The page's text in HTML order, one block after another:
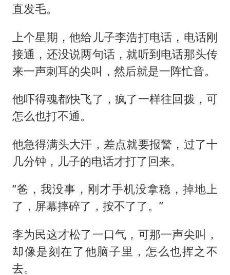
直发毛。
上个星期，他给儿子李浩打电话，电话刚
接通，还没说两句话，就听到电话那头传
来一声刺耳的尖叫，然后就是一阵忙音。
他吓得魂都快飞了，疯了一样往回拨，可
怎么也打不通。
他急得满头大汗，差点就要报警，过了十
几分钟，儿子的电话才打了回来。
“爸，我没事，刚才手机没拿稳，掉地上
了，屏幕摔碎了，按不了了。”
李为民这才松了一口气，可那一声尖叫，
却像是刻在了他脑子里，怎么也挥之不
去。